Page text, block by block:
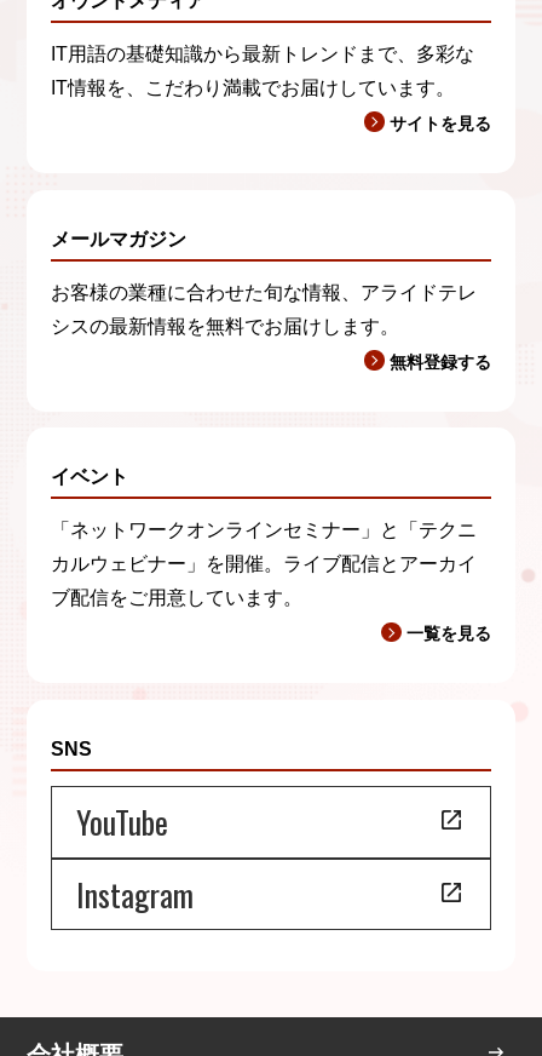
IT用語の基礎知識から最新トレンドまで、多彩な
IT情報を、こだわり満載でお届けしています。
サイトを見る
メールマガジン
お客様の業種に合わせた旬な情報、アライドテレ
シスの最新情報を無料でお届けします。
無料登録する
イベント
「ネットワークオンラインセミナー」と「テクニ
カルウェビナー」を開催。ライブ配信とアーカイ
ブ配信をご用意しています。
一覧を見る
SNS
YouTube
Instagram